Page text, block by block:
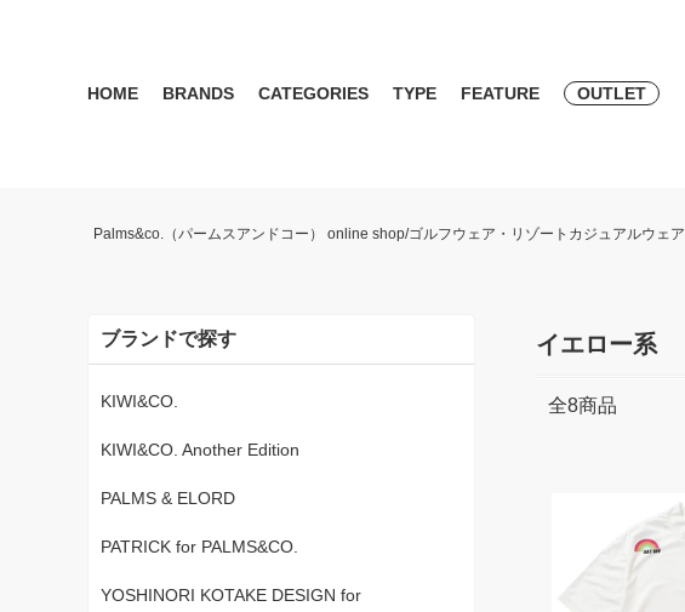
HOME BRANDS CATEGORIES TYPE FEATURE OUTLET
Palms&co.（パームスアンドコー） online shop/ゴルフウェア・リゾートカジュアルウェア
イエロー系
全8商品
ブランドで探す
KIWI&CO.
KIWI&CO. Another Edition
PALMS & ELORD
PATRICK for PALMS&CO.
YOSHINORI KOTAKE DESIGN for